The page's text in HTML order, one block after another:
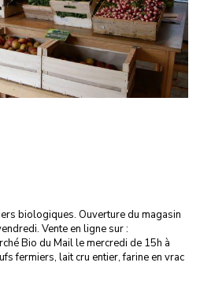
biologiques. Ouverture du magasin
Vente en ligne sur :
Bio du Mail le mercredi de 15h à
fermiers, lait cru entier, farine en vrac